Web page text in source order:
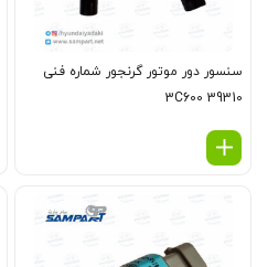
سنسور دور موتور گرنجور شماره فنی
39310 3C600